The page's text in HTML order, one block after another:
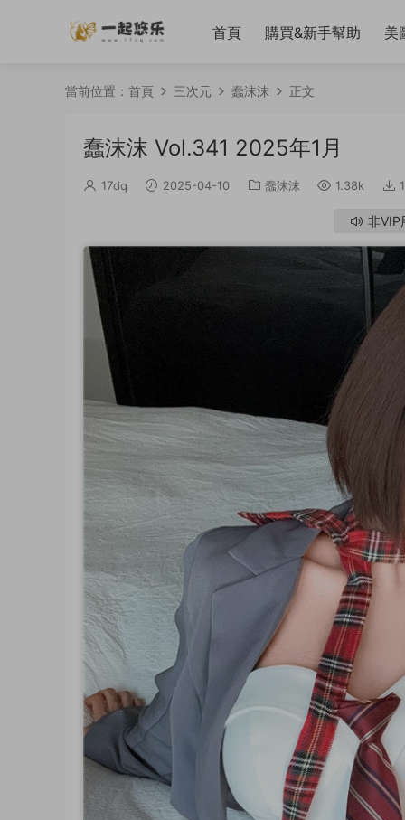
首頁 購買&新手幫助 美
當前位置： 首頁 三次元 蠢沫沫 正文
蠢沫沫 Vol.341 2025年1月
17dq 2025-04-10 蠢沫沫 1.38k
非VIP